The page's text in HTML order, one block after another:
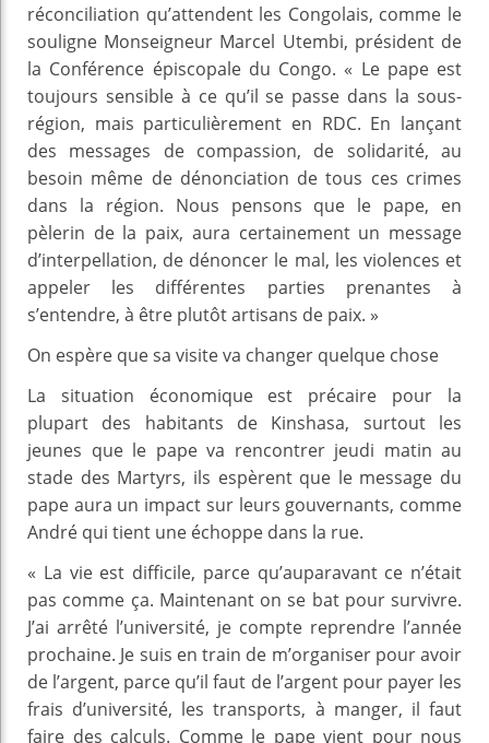
réconciliation qu’attendent les Congolais, comme le
souligne Monseigneur Marcel Utembi, président de
la Conférence épiscopale du Congo. « Le pape est
toujours sensible à ce qu’il se passe dans la sous-
région, mais particulièrement en RDC. En lançant
des messages de compassion, de solidarité, au
besoin même de dénonciation de tous ces crimes
dans la région. Nous pensons que le pape, en
pèlerin de la paix, aura certainement un message
d’interpellation, de dénoncer le mal, les violences et
appeler les différentes parties prenantes à
s’entendre, à être plutôt artisans de paix. »
On espère que sa visite va changer quelque chose
La situation économique est précaire pour la
plupart des habitants de Kinshasa, surtout les
jeunes que le pape va rencontrer jeudi matin au
stade des Martyrs, ils espèrent que le message du
pape aura un impact sur leurs gouvernants, comme
André qui tient une échoppe dans la rue.
« La vie est difficile, parce qu’auparavant ce n’était
pas comme ça. Maintenant on se bat pour survivre.
J’ai arrêté l’université, je compte reprendre l’année
prochaine. Je suis en train de m’organiser pour avoir
de l’argent, parce qu’il faut de l’argent pour payer les
frais d’université, les transports, à manger, il faut
faire des calculs. Comme le pape vient pour nous